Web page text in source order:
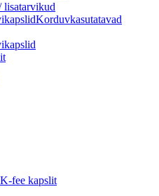
lisatarvikud
Korduvkasutatavad
fee kapslit